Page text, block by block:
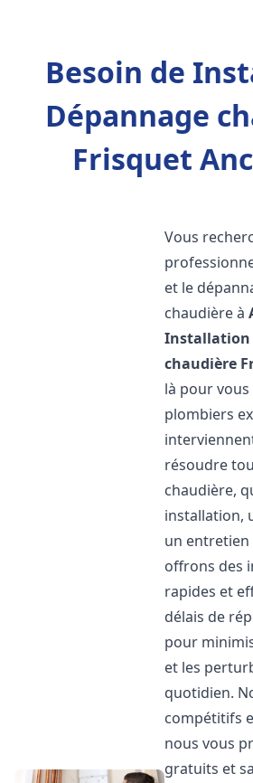
Besoin de
Dépannage
Frisquet
Vous
et le
chaudière à
Installation
chaudière
là pour vous
plombiers
résoudre
chaudière,
installation,
un entretien
offrons des
rapides et
délais de
pour
et les
quotidien.
compétitifs
nous vous
gratuits et